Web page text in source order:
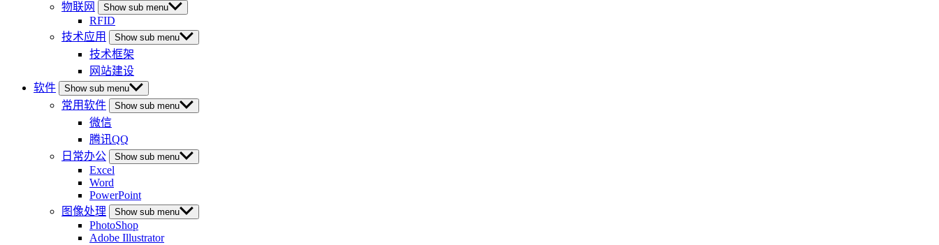
物联网
Show sub menu
RFID
技术应用
Show sub menu
技术框架
网站建设
软件
Show sub menu
常用软件 Show sub menu
微信
腾讯QQ
日常办公
Show sub menu
Excel
Word
PowerPoint
图像处理
Show sub menu
PhotoShop
Adobe Illustrator